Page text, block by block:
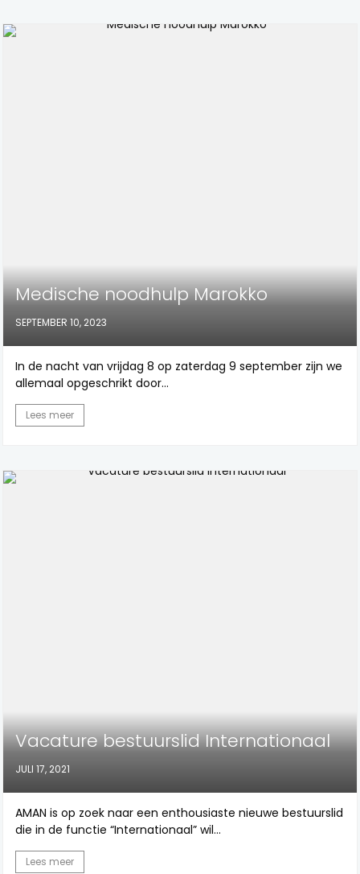
Medische noodhulp Marokko
SEPTEMBER 10, 2023
In de nacht van vrijdag 8 op zaterdag 9 september zijn we
allemaal opgeschrikt door...
Lees meer
Vacature bestuurslid Internationaal
JULI 17, 2021
AMAN is op zoek naar een enthousiaste nieuwe bestuurslid
die in de functie “Internationaal” wil...
Lees meer